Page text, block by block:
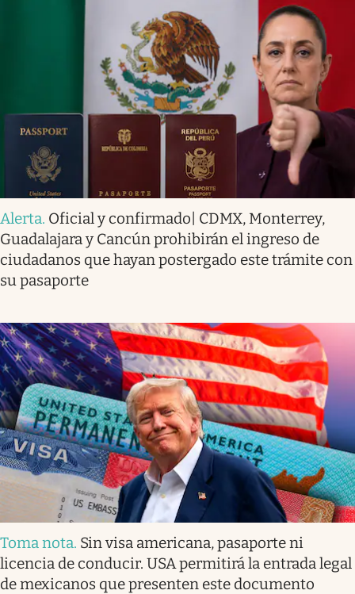
Alerta. Oficial y confirmado| CDMX, Monterrey,
Guadalajara y Cancún prohibirán el ingreso de
ciudadanos que hayan postergado este trámite con
su pasaporte
Toma nota. Sin visa americana, pasaporte ni
licencia de conducir. USA permitirá la entrada legal
de mexicanos que presenten este documento